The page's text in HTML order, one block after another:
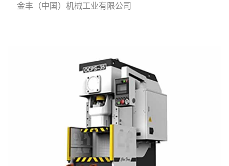
金丰（中国）机械工业有限公司